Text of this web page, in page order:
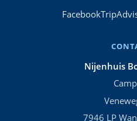
Facebook
Nijenhuis
7946 LP